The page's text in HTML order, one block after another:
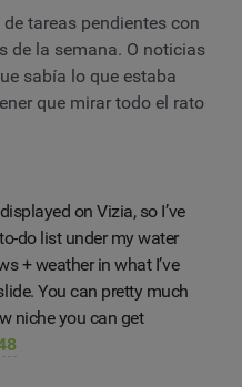
tareas pendientes con
de la semana. O noticias
sabía lo que estaba
que mirar todo el rato
on Vizia, so I’ve
do list under my water
+ weather in what I’ve
You can pretty much
niche you can get